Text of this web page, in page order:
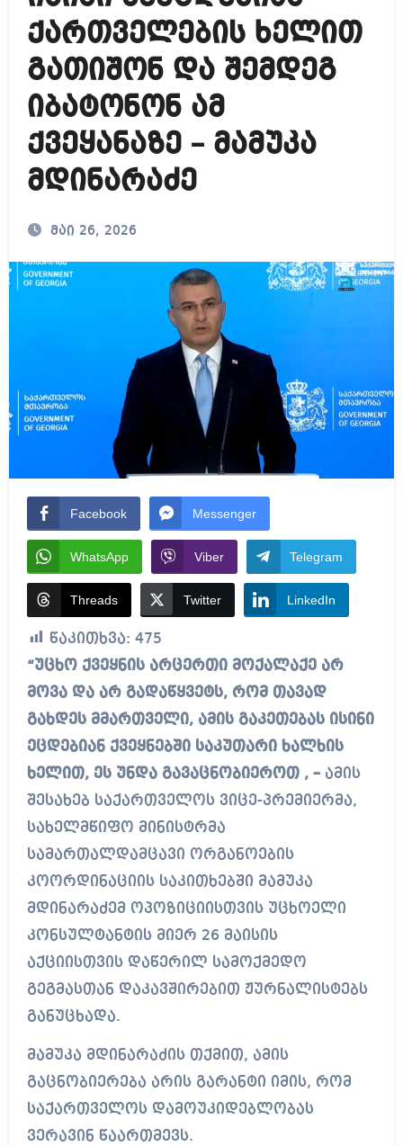
ქართველების ხელით
გათიშონ და შემდეგ
იბატონონ ამ
ქვეყანაზე – მამუკა
მდინარაძე
მაი 26, 2026
Facebook Messenger
WhatsApp Viber Telegram
Threads Twitter LinkedIn
წაკითხვა: 475
“უცხო ქვეყნის არცერთი მოქალაქე არ
მოვა და არ გადაწყვეტს, რომ თავად
გახდეს მმართველი, ამის გაკეთებას ისინი
ეცდებიან ქვეყნებში საკუთარი ხალხის
ხელით, ეს უნდა გავაცნობიეროთ , –ამის
შესახებ საქართველოს ვიცე-პრემიერმა,
სახელმწიფო მინისტრმა
სამართალდამცავი ორგანოების
კოორდინაციის საკითხებში მამუკა
მდინარაძემ ოპოზიციისთვის უცხოელი
კონსულტანტის მიერ 26 მაისის
აქციისთვის დაწერილ სამოქმედო
გეგმასთან დაკავშირებით ჟურნალისტებს
განუცხადა.
მამუკა მდინარაძის თქმით, ამის
გაცნობიერება არის გარანტი იმის, რომ
საქართველოს დამოუკიდებლობას
ვერავინ წაართმევს.